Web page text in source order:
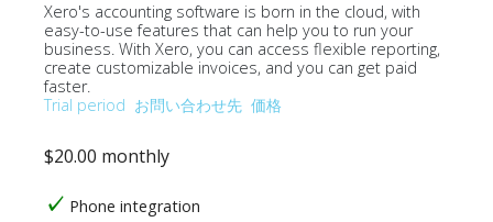
Xero's accounting software is born in the cloud, with
easy-to-use features that can help you to run your
business. With Xero, you can access flexible reporting,
create customizable invoices, and you can get paid
faster.
Trial period お問い合わせ先 価格
$20.00 monthly
Phone integration